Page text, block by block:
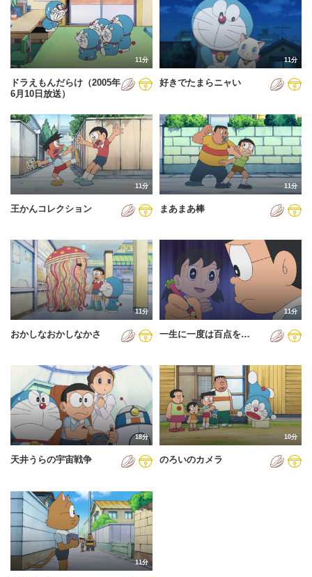
11分
ドラえもんだらけ（2005年
6月10日放送）
11分
好きでたまらニャい
11分
王かんコレクション
11分
まあまあ棒
11分
おかしなおかしなかさ
11分
一生に一度は百点を…
18分
天井うらの宇宙戦争
10分
のろいのカメラ
11分